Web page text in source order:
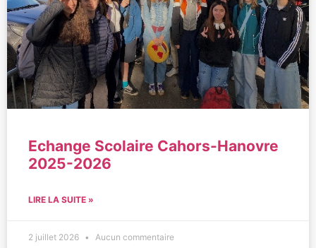
Echange Scolaire Cahors-Hanovre
2025-2026
LIRE LA SUITE »
2 juillet 2026 Aucun commentaire